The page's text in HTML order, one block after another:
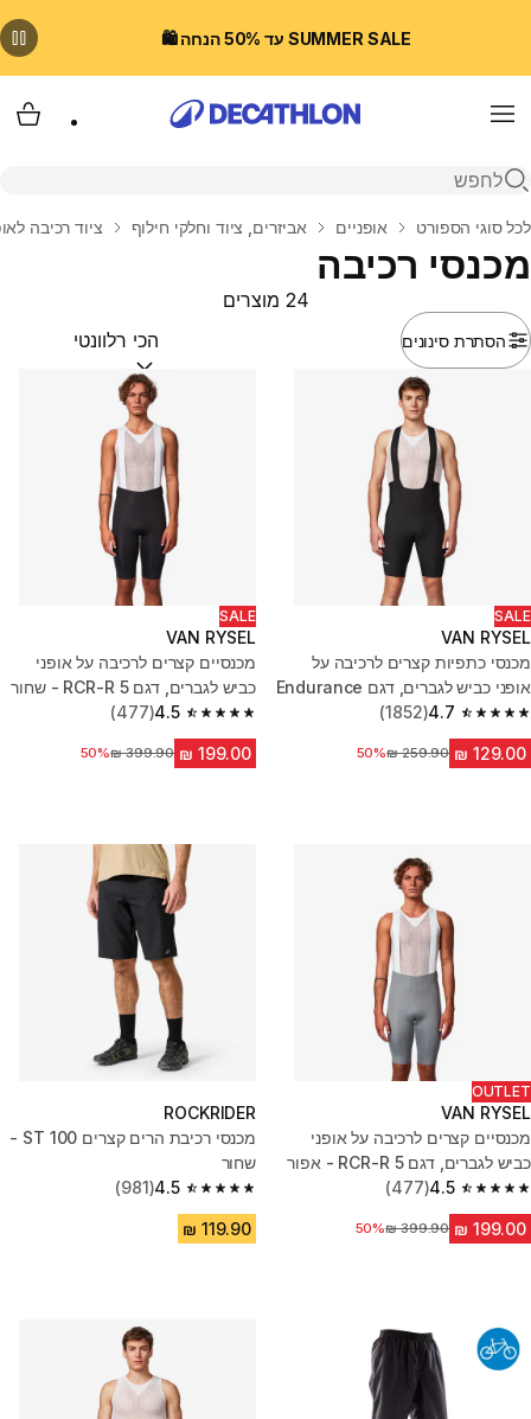
SUMMER SALE עד 50% הנחה 🛍️
Menu
פתיחת חיפוש
בית
לכל סוגי הספורט אופניים אביזרים, ציוד וחלקי חילוף ציוד רכיבה
מכנסי רכיבה
הסתרת סינונים
24 מוצרים
מיין לפי:(optional)
SALE
VAN RYSEL
מכנסי כתפיות קצרים לרכיבה על
אופני כביש לגברים, דגם Endurance
- שחור
4.7
4.7 out of 5 stars from 1852 reviews
(1852)
מחיר לפני הנחה
50%
SALE
VAN RYSEL
מכנסיים קצרים לרכיבה על אופני
כביש לגברים, דגם RCR-R 5 - שחור
4.5
4.5 out of 5 stars from 477 reviews
(477)
מחיר לפני הנחה
50%
OUTLET
VAN RYSEL
מכנסיים קצרים לרכיבה על אופני
כביש לגברים, דגם RCR-R 5 - אפור
4.5
4.5 out of 5 stars from 477 reviews
(477)
מחיר לפני הנחה
50%
ROCKRIDER
מכנסי רכיבת הרים קצרים ST 100 -
שחור
4.5
4.5 out of 5 stars from 981 reviews
(981)